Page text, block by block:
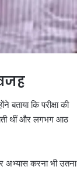
कि परीक्षा की
थीं और लगभग आठ
अभ्यास करना भी उतना